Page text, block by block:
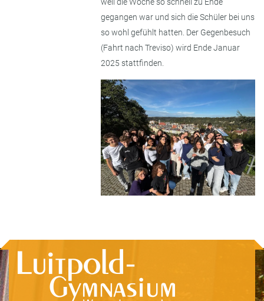
weil die Woche so schnell zu Ende
gegangen war und sich die Schüler bei uns
so wohl gefühlt hatten. Der Gegenbesuch
(Fahrt nach Treviso) wird Ende Januar
2025 stattfinden.